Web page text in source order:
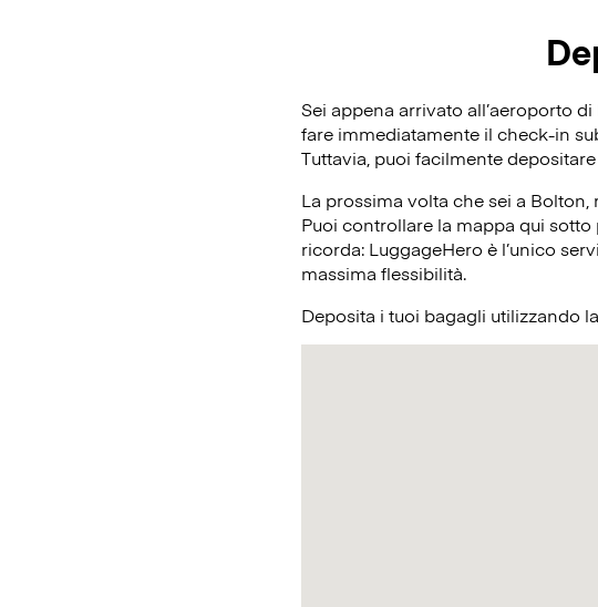
Sei appena arrivato all’aeroporto
fare immediatamente il check-in
Tuttavia, puoi facilmente
La prossima volta che sei a
Puoi controllare la mappa qui
ricorda: LuggageHero è l’unico
massima flessibilità.
Deposita i tuoi bagagli utilizzando